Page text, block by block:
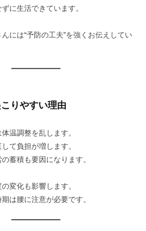
に生活できています。
には“予防の工夫”を強くお伝えしてい
りやすい理由
温調整を乱します。
て負担が増します。
蓄積も要因になります。
変化も影響します。
は腰に注意が必要です。